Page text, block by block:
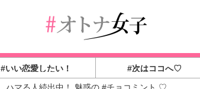
#いい恋愛したい！ #次はココへ♡